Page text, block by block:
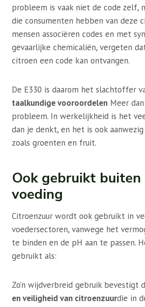
probleem is vaak niet de code zelf,
die consumenten hebben van deze
mensen associëren codes en met
gevaarlijke chemicaliën, vergeten
citroen een code kan ontvangen.
De E330 is daarom het slachtoffer
taalkundige vooroordelen Meer
probleem. In werkelijkheid is het
dan je denkt, en het is ook
zoals groenten en fruit.
Ook gebruikt buiten
voeding
Citroenzuur wordt ook gebruikt in
voedersectoren, vanwege het
te binden en de pH aan te passen.
gebruikt als:
Zo’n wijdverbreid gebruik bevestigt
en veiligheid van citroenzuurdie in